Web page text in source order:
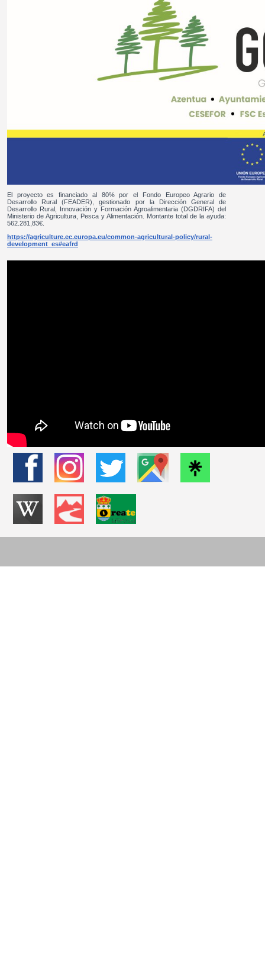
El proyecto es financiado al 80% por el Fondo Europeo Agrario de
Desarrollo Rural (FEADER), gestionado por la Dirección General de
Desarrollo Rural, Innovación y Formación Agroalimentaria (DGDRIFA) del
Ministerio de Agricultura, Pesca y Alimentación. Montante total de la ayuda:
562.281,83€.
https://agriculture.ec.europa.eu/common-agricultural-policy/rural-
development_es#eafrd